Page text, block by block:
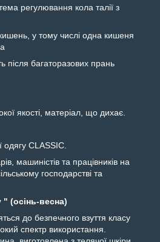
регулювання кола талії з
у тому числі одна кишеня
після багаторазових прань
якості, матеріал, що дихає.
одягу CLASSIC.
машиністів та працівників на
господарстві та
(осінь-весна)
до безпечного взуття класу
спектр використання.